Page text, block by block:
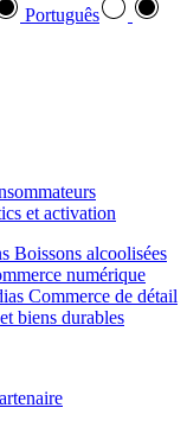
Português
et activation
Boissons alcoolisées
numérique
Commerce de détail
biens durables